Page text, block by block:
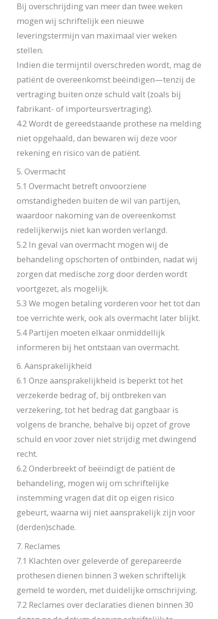
Bij overschrijding van meer dan twee weken
mogen wij schriftelijk een nieuwe
leveringstermijn van maximaal vier weken
stellen.
Indien die termijntil overschreden wordt, mag de
patiënt de overeenkomst beëindigen—tenzij de
vertraging buiten onze schuld valt (zoals bij
fabrikant- of importeursvertraging).
4.2 Wordt de gereedstaande prothese na melding
niet opgehaald, dan bewaren wij deze voor
rekening en risico van de patiënt.
5. Overmacht
5.1 Overmacht betreft onvoorziene
omstandigheden buiten de wil van partijen,
waardoor nakoming van de overeenkomst
redelijkerwijs niet kan worden verlangd.
5.2 In geval van overmacht mogen wij de
behandeling opschorten of ontbinden, nadat wij
zorgen dat medische zorg door derden wordt
voortgezet, als mogelijk.
5.3 We mogen betaling vorderen voor het tot dan
toe verrichte werk, ook als overmacht later blijkt.
5.4 Partijen moeten elkaar onmiddellijk
informeren bij het ontstaan van overmacht.
6. Aansprakelijkheid
6.1 Onze aansprakelijkheid is beperkt tot het
verzekerde bedrag of, bij ontbreken van
verzekering, tot het bedrag dat gangbaar is
volgens de branche, behalve bij opzet of grove
schuld en voor zover niet strijdig met dwingend
recht.
6.2 Onderbreekt of beëindigt de patiënt de
behandeling, mogen wij om schriftelijke
instemming vragen dat dit op eigen risico
gebeurt, waarna wij niet aansprakelijk zijn voor
(derden)schade.
7. Reclames
7.1 Klachten over geleverde of gerepareerde
prothesen dienen binnen 3 weken schriftelijk
gemeld te worden, met duidelijke omschrijving.
7.2 Reclames over declaraties dienen binnen 30